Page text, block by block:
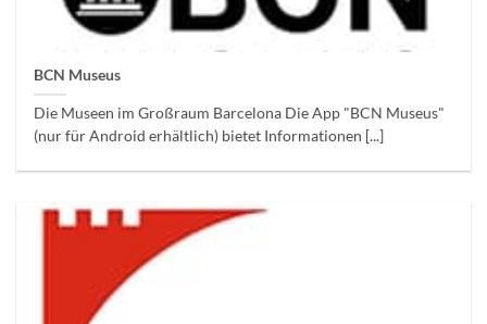
BCN Museus
Die Museen im Großraum Barcelona Die App "BCN Museus"
(nur für Android erhältlich) bietet Informationen [...]